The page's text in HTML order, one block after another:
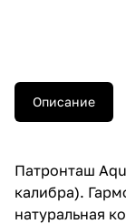
Описание
Патронташ
калибра).
натуральная